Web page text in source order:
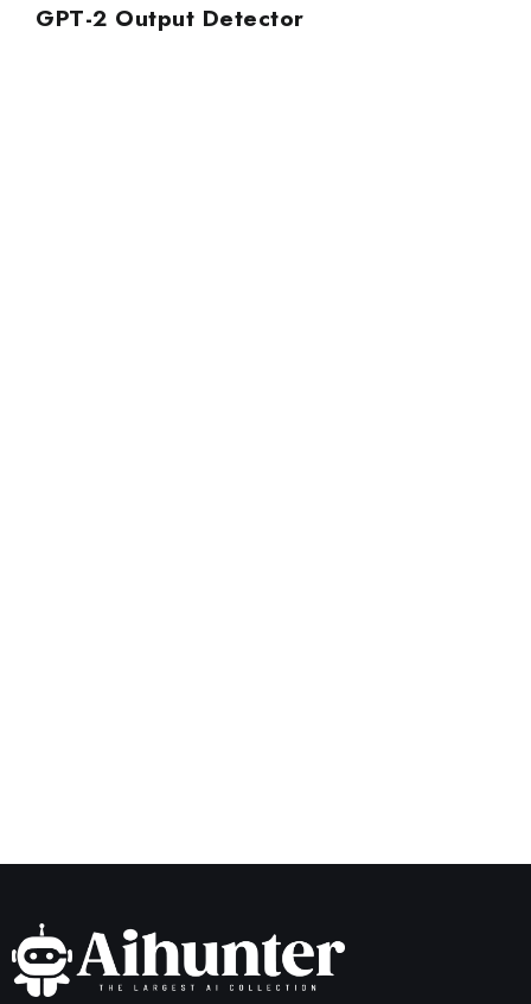
GPT-2 Output Detector